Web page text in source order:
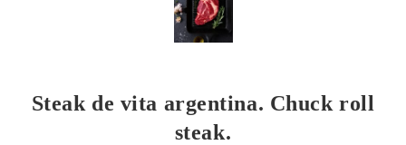
Steak de vita argentina. Chuck roll
steak.